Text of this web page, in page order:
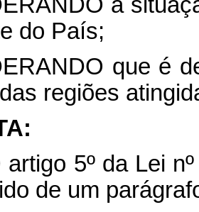
do País;
que é
regiões
artigo 5º da Lei
de um